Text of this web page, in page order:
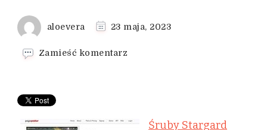
aloevera 23 maja, 2023
Zamieść komentarz
Śruby Stargard